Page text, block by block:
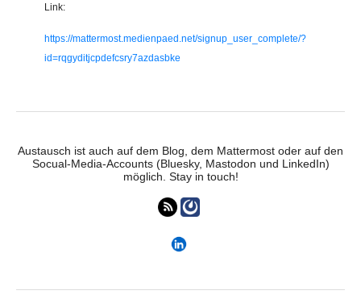
Link:
https://mattermost.medienpaed.net/signup_user_complete/?
id=rqgyditjcpdefcsry7azdasbke
Austausch ist auch auf dem Blog, dem Mattermost oder auf den
Socual-Media-Accounts (Bluesky, Mastodon und LinkedIn)
möglich. Stay in touch!